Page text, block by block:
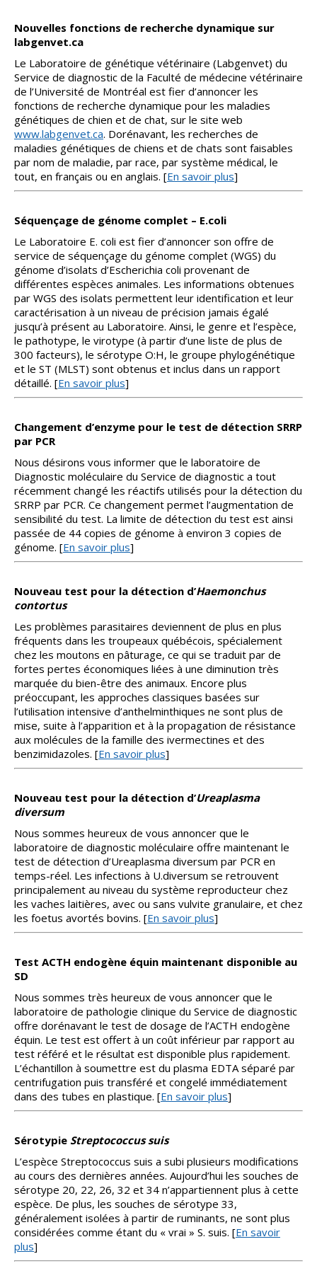
Nouvelles fonctions de recherche dynamique sur
labgenvet.ca
Le Laboratoire de génétique vétérinaire (Labgenvet) du
Service de diagnostic de la Faculté de médecine vétérinaire
de l’Université de Montréal est fier d’annoncer les
fonctions de recherche dynamique pour les maladies
génétiques de chien et de chat, sur le site web
www.labgenvet.ca. Dorénavant, les recherches de
maladies génétiques de chiens et de chats sont faisables
par nom de maladie, par race, par système médical, le
tout, en français ou en anglais. [En savoir plus]
Séquençage de génome complet – E.coli
Le Laboratoire E. coli est fier d’annoncer son offre de
service de séquençage du génome complet (WGS) du
génome d’isolats d’Escherichia coli provenant de
différentes espèces animales. Les informations obtenues
par WGS des isolats permettent leur identification et leur
caractérisation à un niveau de précision jamais égalé
jusqu’à présent au Laboratoire. Ainsi, le genre et l’espèce,
le pathotype, le virotype (à partir d’une liste de plus de
300 facteurs), le sérotype O:H, le groupe phylogénétique
et le ST (MLST) sont obtenus et inclus dans un rapport
détaillé. [En savoir plus]
Changement d’enzyme pour le test de détection SRRP
par PCR
Nous désirons vous informer que le laboratoire de
Diagnostic moléculaire du Service de diagnostic a tout
récemment changé les réactifs utilisés pour la détection du
SRRP par PCR. Ce changement permet l’augmentation de
sensibilité du test. La limite de détection du test est ainsi
passée de 44 copies de génome à environ 3 copies de
génome. [En savoir plus]
Nouveau test pour la détection d’Haemonchus
contortus
Les problèmes parasitaires deviennent de plus en plus
fréquents dans les troupeaux québécois, spécialement
chez les moutons en pâturage, ce qui se traduit par de
fortes pertes économiques liées à une diminution très
marquée du bien-être des animaux. Encore plus
préoccupant, les approches classiques basées sur
l’utilisation intensive d’anthelminthiques ne sont plus de
mise, suite à l’apparition et à la propagation de résistance
aux molécules de la famille des ivermectines et des
benzimidazoles. [En savoir plus]
Nouveau test pour la détection d’Ureaplasma
diversum
Nous sommes heureux de vous annoncer que le
laboratoire de diagnostic moléculaire offre maintenant le
test de détection d’Ureaplasma diversum par PCR en
temps-réel. Les infections à U.diversum se retrouvent
principalement au niveau du système reproducteur chez
les vaches laitières, avec ou sans vulvite granulaire, et chez
les foetus avortés bovins. [En savoir plus]
Test ACTH endogène équin maintenant disponible au
SD
Nous sommes très heureux de vous annoncer que le
laboratoire de pathologie clinique du Service de diagnostic
offre dorénavant le test de dosage de l’ACTH endogène
équin. Le test est offert à un coût inférieur par rapport au
test référé et le résultat est disponible plus rapidement.
L’échantillon à soumettre est du plasma EDTA séparé par
centrifugation puis transféré et congelé immédiatement
dans des tubes en plastique. [En savoir plus]
Sérotypie Streptococcus suis
L’espèce Streptococcus suis a subi plusieurs modifications
au cours des dernières années. Aujourd’hui les souches de
sérotype 20, 22, 26, 32 et 34 n’appartiennent plus à cette
espèce. De plus, les souches de sérotype 33,
généralement isolées à partir de ruminants, ne sont plus
considérées comme étant du « vrai » S. suis. [En savoir
plus]